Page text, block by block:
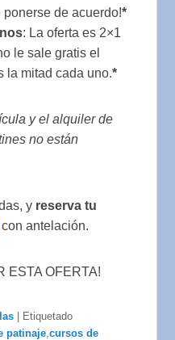
de acuerdo!*
: La oferta es 2×1
le sale gratis el
la mitad cada uno.*
y el alquiler de
no están
y reserva tu
con antelación.
ESTA OFERTA!
Etiquetado
patinaje ,cursos de